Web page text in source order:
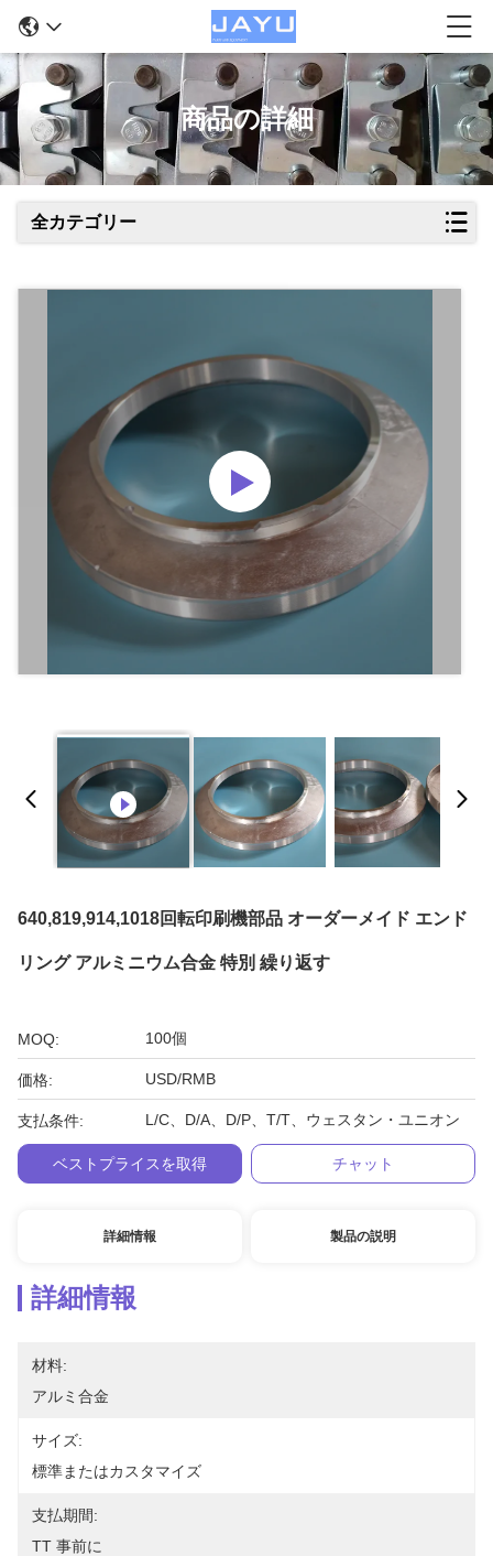
商品の詳細
全カテゴリー
640,819,914,1018回転印刷機部品 オーダーメイド エンド
リング アルミニウム合金 特別 繰り返す
MOQ: 100個
価格: USD/RMB
支払条件: L/C、D/A、D/P、T/T、ウェスタン・ユニオン
ベストプライスを取得 チャット
詳細情報 製品の説明
詳細情報
材料:
アルミ合金
サイズ:
標準またはカスタマイズ
支払期間:
TT 事前に